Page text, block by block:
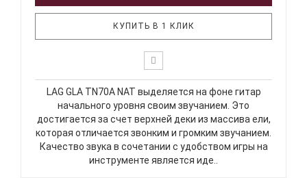
КУПИТЬ В 1 КЛИК
LAG GLA TN70A NAT выделяется на фоне гитар
начального уровня своим звучанием. Это
достигается за счет верхней деки из массива ели,
которая отличается звонким и громким звучанием.
Качество звука в сочетании с удобством игры на
инструменте является иде..